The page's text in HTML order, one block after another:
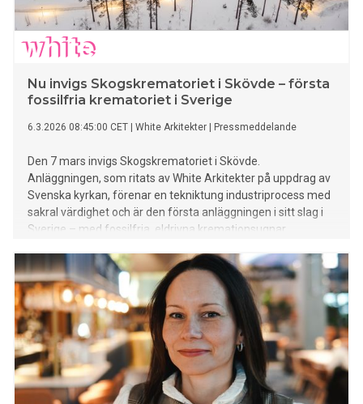
Nu invigs Skogskrematoriet i Skövde – första
fossilfria krematoriet i Sverige
6.3.2026 08:45:00 CET White Arkitekter Pressmeddelande
Den 7 mars invigs Skogskrematoriet i Skövde.
Anläggningen, som ritats av White Arkitekter på uppdrag av
Svenska kyrkan, förenar en tekniktung industriprocess med
sakral värdighet och är den första anläggningen i sitt slag i
Sverige – med fossilfria, eldrivna kremationsugnar.